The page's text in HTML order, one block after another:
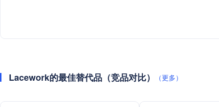
Lacework的最佳替代品（竞品对比） （更多）